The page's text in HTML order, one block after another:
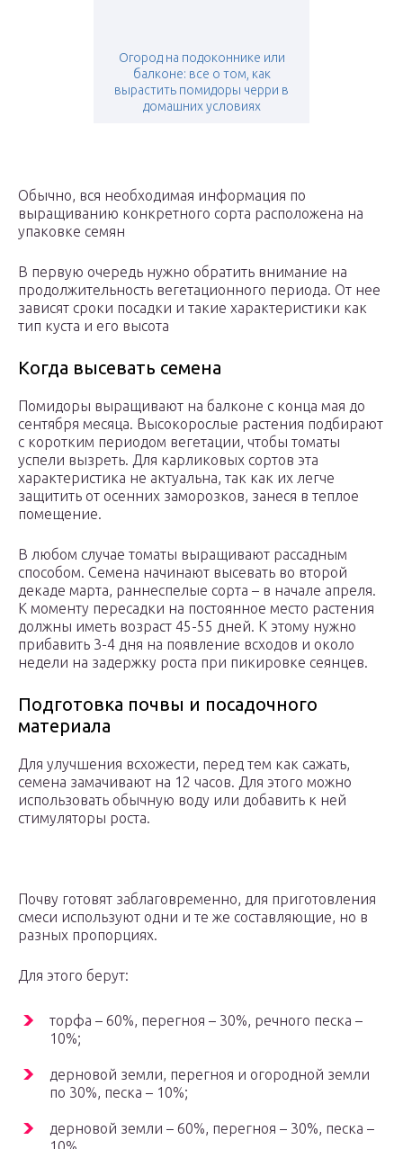
Огород на подоконнике или
балконе: все о том, как
вырастить помидоры черри в
домашних условиях
Обычно, вся необходимая информация по
выращиванию конкретного сорта расположена на
упаковке семян
В первую очередь нужно обратить внимание на
продолжительность вегетационного периода. От нее
зависят сроки посадки и такие характеристики как
тип куста и его высота
Когда высевать семена
Помидоры выращивают на балконе с конца мая до
сентября месяца. Высокорослые растения подбирают
с коротким периодом вегетации, чтобы томаты
успели вызреть. Для карликовых сортов эта
характеристика не актуальна, так как их легче
защитить от осенних заморозков, занеся в теплое
помещение.
В любом случае томаты выращивают рассадным
способом. Семена начинают высевать во второй
декаде марта, раннеспелые сорта – в начале апреля.
К моменту пересадки на постоянное место растения
должны иметь возраст 45-55 дней. К этому нужно
прибавить 3-4 дня на появление всходов и около
недели на задержку роста при пикировке сеянцев.
Подготовка почвы и посадочного
материала
Для улучшения всхожести, перед тем как сажать,
семена замачивают на 12 часов. Для этого можно
использовать обычную воду или добавить к ней
стимуляторы роста.
Почву готовят заблаговременно, для приготовления
смеси используют одни и те же составляющие, но в
разных пропорциях.
Для этого берут:
торфа – 60%, перегноя – 30%, речного песка –
10%;
дерновой земли, перегноя и огородной земли
по 30%, песка – 10%;
дерновой земли – 60%, перегноя – 30%, песка –